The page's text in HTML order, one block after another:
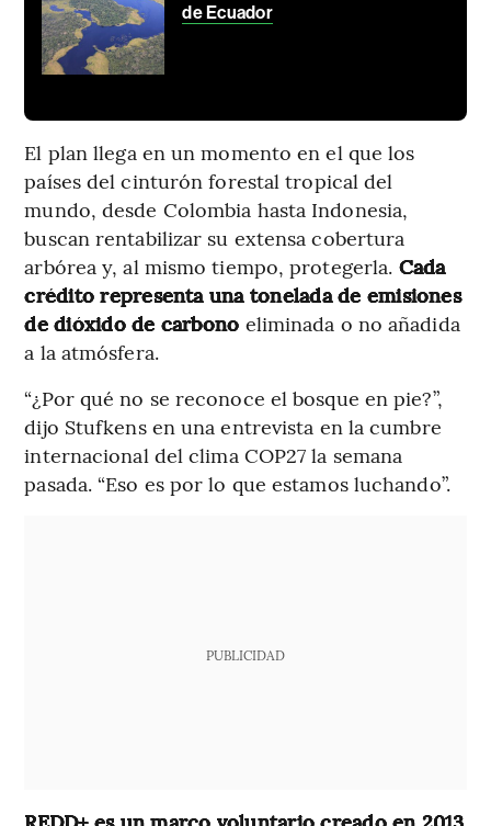
de Ecuador
El plan llega en un momento en el que los
países del cinturón forestal tropical del
mundo, desde Colombia hasta Indonesia,
buscan rentabilizar su extensa cobertura
arbórea y, al mismo tiempo, protegerla. Cada
crédito representa una tonelada de emisiones
de dióxido de carbono eliminada o no añadida
a la atmósfera.
“¿Por qué no se reconoce el bosque en pie?”,
dijo Stufkens en una entrevista en la cumbre
internacional del clima COP27 la semana
pasada. “Eso es por lo que estamos luchando”.
PUBLICIDAD